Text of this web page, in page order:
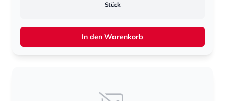
Stück
In den Warenkorb